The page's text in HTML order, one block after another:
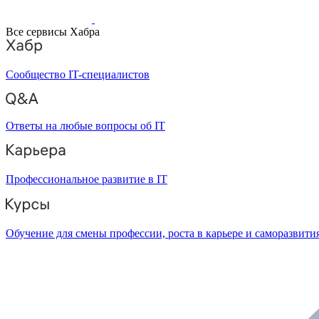
Все сервисы Хабра
Сообщество IT-специалистов
Ответы на любые вопросы об IT
Профессиональное развитие в IT
Обучение для смены профессии, роста в карьере и